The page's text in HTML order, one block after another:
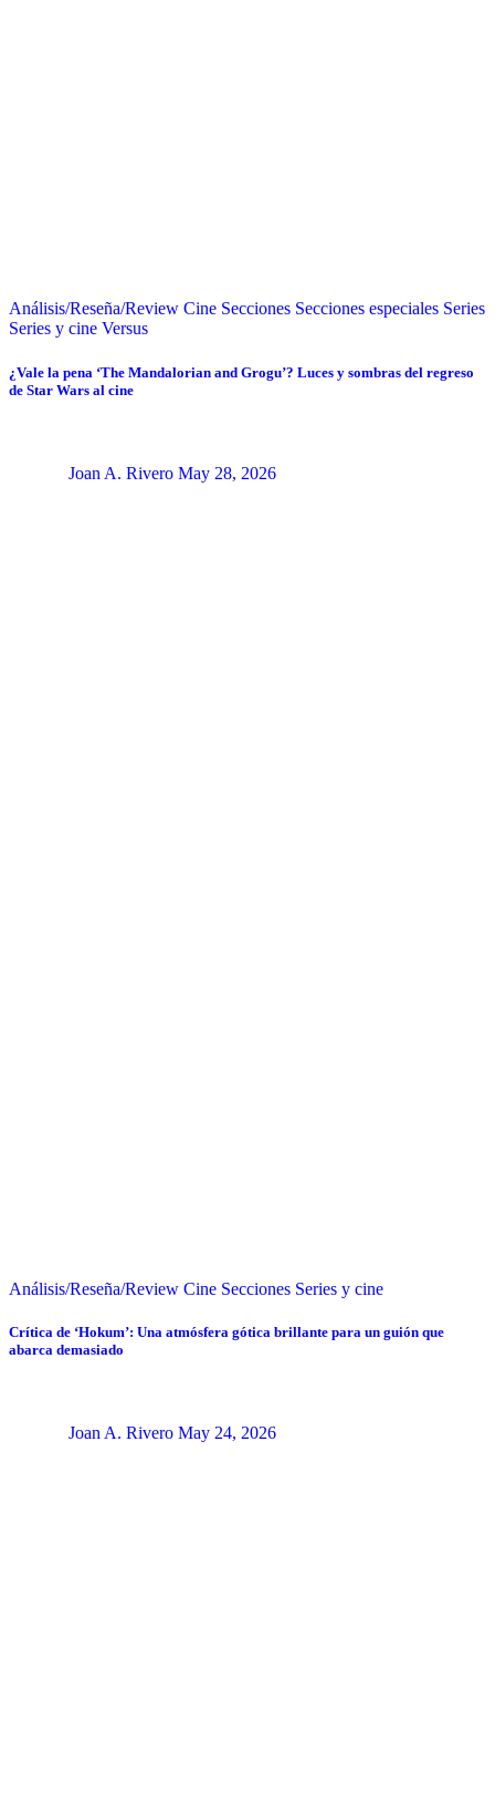
Análisis/Reseña/Review Cine Secciones Secciones especiales Series
Series y cine Versus
¿Vale la pena ‘The Mandalorian and Grogu’? Luces y sombras del regreso
de Star Wars al cine
Joan A. Rivero May 28, 2026
Análisis/Reseña/Review Cine Secciones Series y cine
Crítica de ‘Hokum’: Una atmósfera gótica brillante para un guión que
abarca demasiado
Joan A. Rivero May 24, 2026